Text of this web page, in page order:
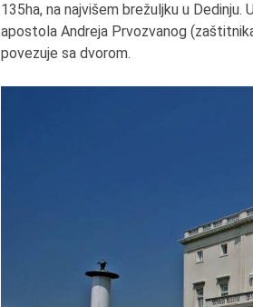
135ha, na najvišem brežuljku u
apostola Andreja Prvozvanog
povezuje sa dvorom.